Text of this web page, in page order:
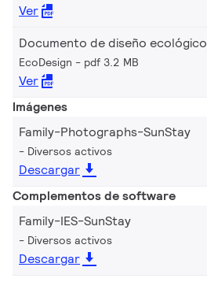
Ver
Documento de diseño ecológico
EcoDesign pdf 3.2 MB
Ver
Imágenes
Family-Photographs-SunStay
Diversos activos
Descargar
Complementos de software
Family-IES-SunStay
Diversos activos
Descargar